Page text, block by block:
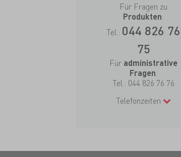
Für Fragen zu
Produkten:
Tel.: 044 826 76
75
Für administrative
Fragen:
Tel.: 044 826 76 76
Telefonzeiten